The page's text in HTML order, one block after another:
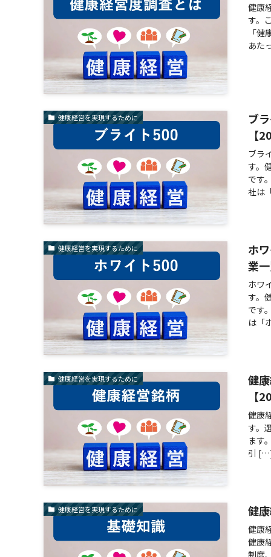
健康
す。
「
あた
健康経営を実現するために
ブ
【
ブラ
す。
です
社は
健康経営を実現するために
ホ
業
ホワ
す。
です
は「
健康経営を実現するために
健
【
健康
す。
ます
引
健康経営を実現するために 健
健康
健康
制度